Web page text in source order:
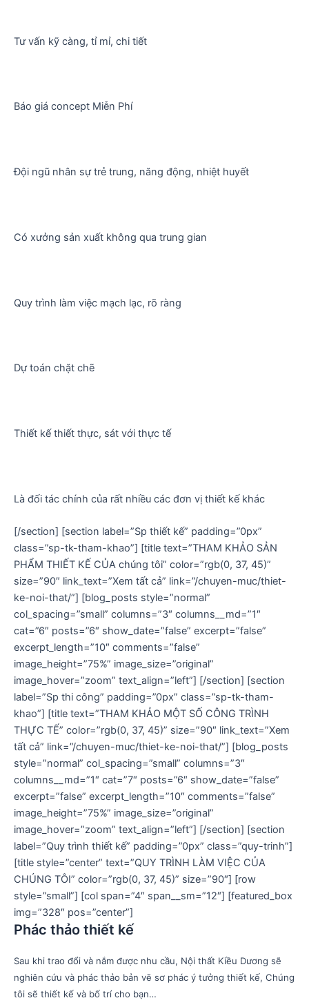
Tư vấn kỹ càng, tỉ mỉ, chi tiết
Báo giá concept Miễn Phí
Đội ngũ nhân sự trẻ trung, năng động, nhiệt huyết
Có xưởng sản xuất không qua trung gian
Quy trình làm việc mạch lạc, rõ ràng
Dự toán chặt chẽ
Thiết kế thiết thực, sát với thực tế
Là đối tác chính của rất nhiều các đơn vị thiết kế khác
[/section] [section label=”Sp thiết kế” padding=”0px”
class=”sp-tk-tham-khao”] [title text=”THAM KHẢO SẢN
PHẨM THIẾT KẾ CỦA chúng tôi” color=”rgb(0, 37, 45)”
size=”90″ link_text=”Xem tất cả” link=”/chuyen-muc/thiet-
ke-noi-that/”] [blog_posts style=”normal”
col_spacing=”small” columns=”3″ columns__md=”1″
cat=”6″ posts=”6″ show_date=”false” excerpt=”false”
excerpt_length=”10″ comments=”false”
image_height=”75%” image_size=”original”
image_hover=”zoom” text_align=”left”] [/section] [section
label=”Sp thi công” padding=”0px” class=”sp-tk-tham-
khao”] [title text=”THAM KHẢO MỘT SỐ CÔNG TRÌNH
THỰC TẾ” color=”rgb(0, 37, 45)” size=”90″ link_text=”Xem
tất cả” link=”/chuyen-muc/thiet-ke-noi-that/”] [blog_posts
style=”normal” col_spacing=”small” columns=”3″
columns__md=”1″ cat=”7″ posts=”6″ show_date=”false”
excerpt=”false” excerpt_length=”10″ comments=”false”
image_height=”75%” image_size=”original”
image_hover=”zoom” text_align=”left”] [/section] [section
label=”Quy trình thiết kế” padding=”0px” class=”quy-trinh”]
[title style=”center” text=”QUY TRÌNH LÀM VIỆC CỦA
CHÚNG TÔI” color=”rgb(0, 37, 45)” size=”90″] [row
style=”small”] [col span=”4″ span__sm=”12″] [featured_box
img=”328″ pos=”center”]
Phác thảo thiết kế
Sau khi trao đổi và nắm được nhu cầu, Nội thất Kiều Dương sẽ
nghiên cứu và phác thảo bản vẽ sơ phác ý tưởng thiết kế, Chúng
tôi sẽ thiết kế và bố trí cho bạn…